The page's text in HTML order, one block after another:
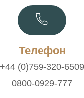
Телефон
+44 (0)759-320-6509
0800-0929-777